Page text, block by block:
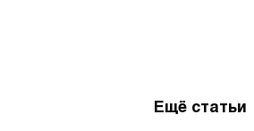
Ещё статьи